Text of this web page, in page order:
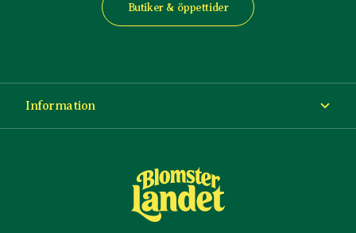
Butiker & öppettider
Information
Köp- och leveransvillkor